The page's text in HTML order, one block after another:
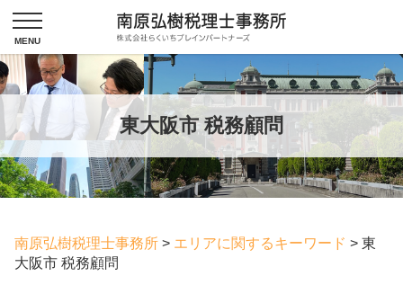
東大阪市 税務顧問
南原弘樹税理士事務所 > エリアに関するキーワード > 東
大阪市 税務顧問